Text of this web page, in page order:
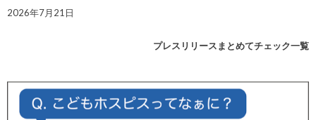
2026年7月21日
プレスリリースまとめてチェック一覧